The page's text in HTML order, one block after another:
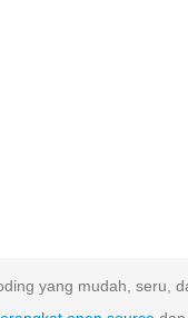
yang mudah, seru,